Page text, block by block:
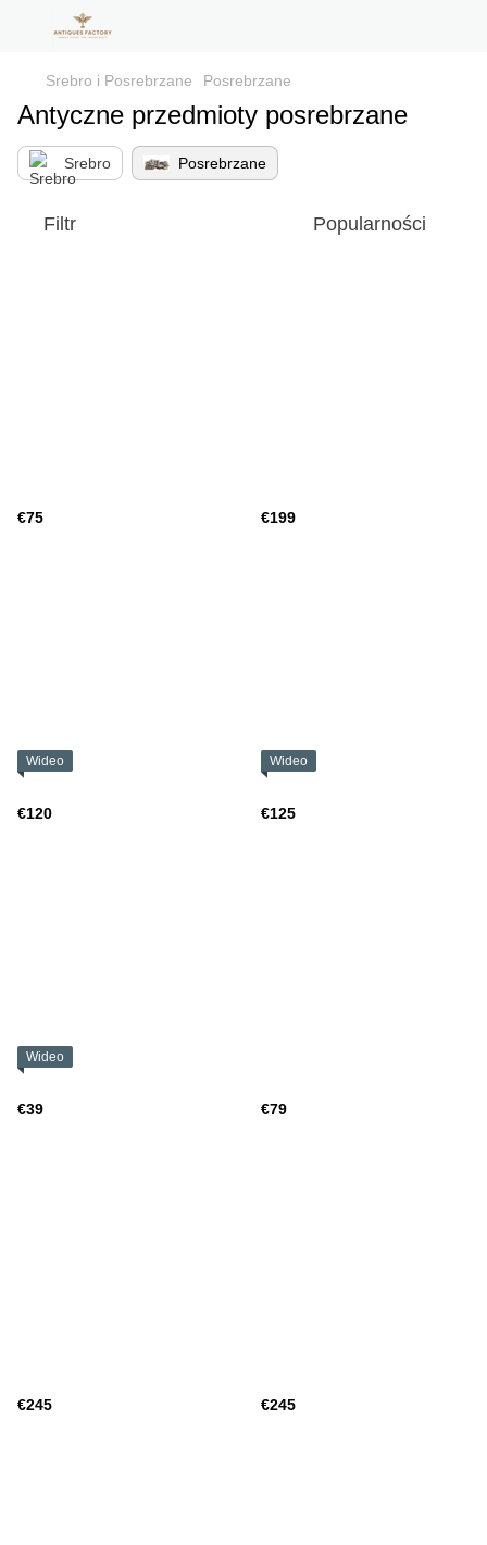
Srebro i Posrebrzane Posrebrzane
Antyczne przedmioty posrebrzane
Srebro Posrebrzane
Filtr Popularności
€75 €199
Wideo
€120
Wideo
€125
Wideo
€39 €79
€245 €245